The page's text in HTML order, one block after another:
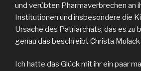
und verübten Pharmaverbrechen an
Institutionen und insbesondere die
Ursache des Patriarchats, das es zu
genau das beschreibt Christa Mulack
Ich hatte das Glück mit ihr ein paar